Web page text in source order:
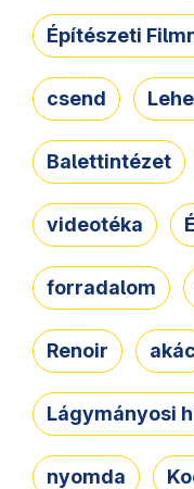
Építészeti
csend
Balettintézet
videotéka
forradalom
Renoir akác
Lágymányosi
nyomda